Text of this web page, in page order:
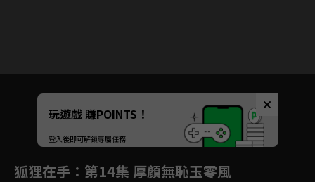
Unmute
如有不便請見諒
玩遊戲 賺POINTS！
登入後即可解鎖專屬任務
狐狸在手 ：第14集 厚顏無恥玉零風